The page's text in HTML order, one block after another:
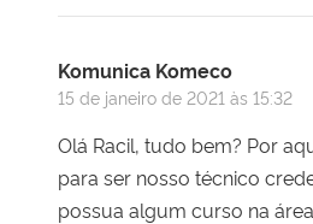
Komunica Komeco
15 de janeiro de 2021 às 15:32
Olá Racil, tudo bem? Por
para ser nosso técnico
possua algum curso na